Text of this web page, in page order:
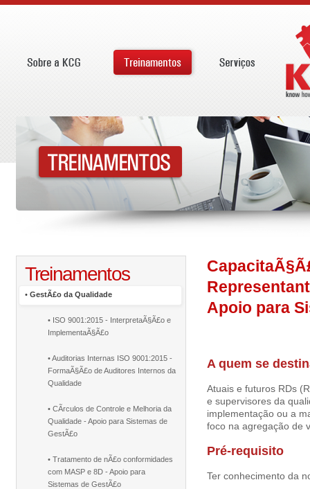
Treinamentos
• GestÃ£o da Qualidade
• ISO 9001:2015 - InterpretaÃ§Ã£o e
ImplementaÃ§Ã£o
• Auditorias Internas ISO 9001:2015 -
FormaÃ§Ã£o de Auditores Internos da
Qualidade
• CÃ­rculos de Controle e Melhoria da
Qualidade - Apoio para Sistemas de
GestÃ£o
• Tratamento de nÃ£o conformidades
com MASP e 8D - Apoio para
Sistemas de GestÃ£o
Apoio para
A quem se
Atuais e futuros RDs
e supervisores da
implementação ou a
foco na agregação de
Pré-requisito
Ter conhecimento da